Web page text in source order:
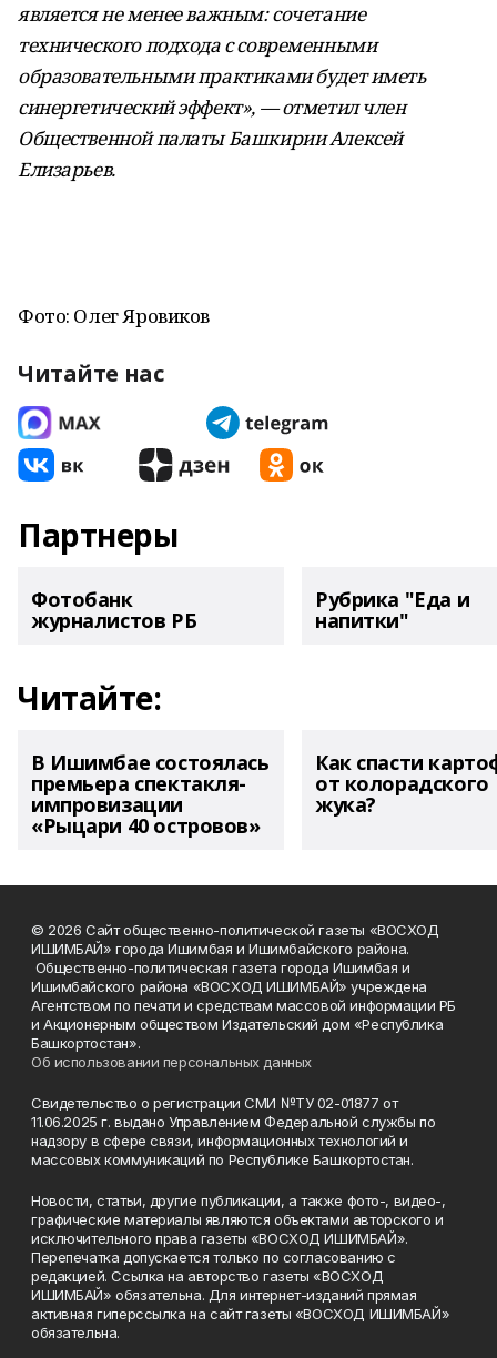
является не менее важным: сочетание
технического подхода с современными
образовательными практиками будет иметь
синергетический эффект», — отметил член
Общественной палаты Башкирии Алексей
Елизарьев.
Фото: Олег Яровиков
Читайте нас
Партнеры
Фотобанк
журналистов РБ
Рубрика "Еда и
напитки"
Читайте:
В Ишимбае состоялась
премьера спектакля-
импровизации
«Рыцари 40 островов»
Как спасти
от колорадского
жука?
© 2026 Сайт общественно-политической газеты «ВОСХОД
ИШИМБАЙ» города Ишимбая и Ишимбайского района.
Общественно-политическая газета города Ишимбая и
Ишимбайского района «ВОСХОД ИШИМБАЙ» учреждена
Агентством по печати и средствам массовой информации РБ
и Акционерным обществом Издательский дом «Республика
Башкортостан».
Об использовании персональных данных
Свидетельство о регистрации СМИ №ТУ 02-01877 от
11.06.2025 г. выдано Управлением Федеральной службы по
надзору в сфере связи, информационных технологий и
массовых коммуникаций по Республике Башкортостан.
Новости, статьи, другие публикации, а также фото-, видео-,
графические материалы являются объектами авторского и
исключительного права газеты «ВОСХОД ИШИМБАЙ».
Перепечатка допускается только по согласованию с
редакцией. Ссылка на авторство газеты «ВОСХОД
ИШИМБАЙ» обязательна. Для интернет-изданий прямая
активная гиперссылка на сайт газеты «ВОСХОД ИШИМБАЙ»
обязательна.